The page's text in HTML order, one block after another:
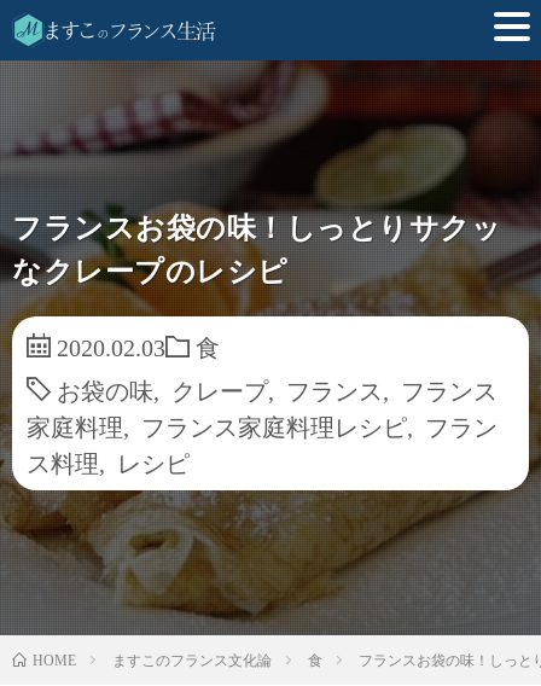
フランスお袋の味！しっとりサクッ
なクレープのレシピ
2020.02.03
食
お袋の味
クレープ, フランス
フランス
家庭料理
フランス家庭料理レシピ
フラン
ス料理
レシピ
HOME ますこのフランス文化論 食 フランスお袋の味！しっと